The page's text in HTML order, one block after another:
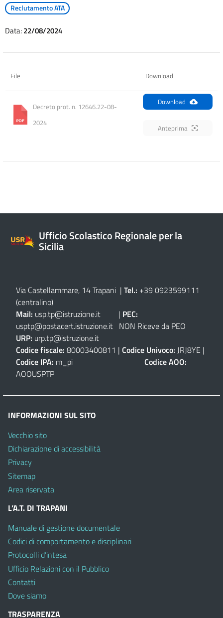
Reclutamento ATA
Data:22/08/2024
File Download
Decreto prot. n. 12646.22-08-
2024
Download
Anteprima
Ufficio Scolastico Regionale per la
Sicilia
Via Castellammare, 14 Trapani | Tel.: +39 0923599111
(centralino)
Mail: usp.tp@istruzione.it | PEC:
usptp@postacert.istruzione.it NON Riceve da PEO
URP: urp.tp@istruzione.it
Codice fiscale: 80003400811 | Codice Univoco: JRJ8YE |
Codice IPA: m_pi Codice AOO:
AOOUSPTP
INFORMAZIONI SUL SITO
Vecchio sito
Dichiarazione di accessibilità
Privacy
Sitemap
Area riservata
L’A.T. DI TRAPANI
Manuale di gestione documentale
Codici di comportamento e disciplinari
Protocolli d’intesa
Ufficio Relazioni con il Pubblico
Contatti
Dove siamo
TRASPARENZA